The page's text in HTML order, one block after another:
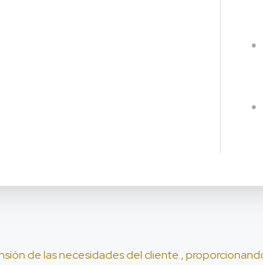
de las necesidades del cliente.,